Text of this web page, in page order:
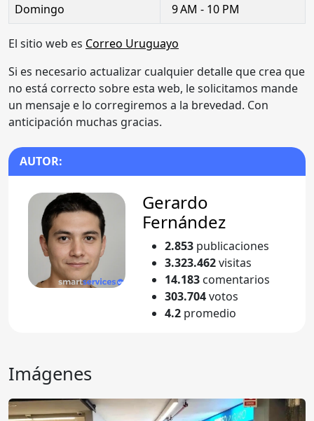
Domingo
9 AM - 10 PM
El sitio web es Correo Uruguayo
Si es necesario actualizar cualquier detalle que crea que
no está correcto sobre esta web, le solicitamos mande
un mensaje e lo corregiremos a la brevedad. Con
anticipación muchas gracias.
AUTOR:
Gerardo
Fernández
2.853 publicaciones
3.323.462visitas
14.183 comentarios
303.704votos
4.2 promedio
Imágenes